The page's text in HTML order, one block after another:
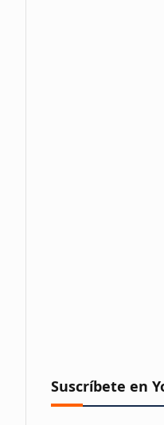
Suscríbete en